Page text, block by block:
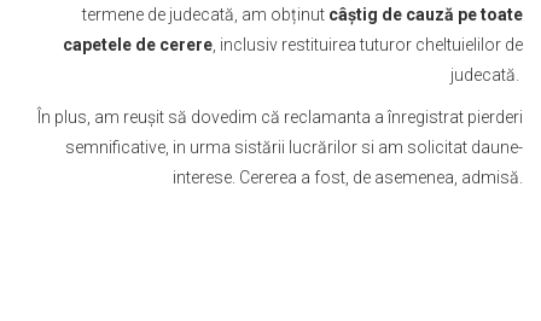
termene de judecată, am obținut câștig de cauză pe toate
capetele de cerere, inclusiv restituirea tuturor cheltuielilor de
judecată.
În plus, am reușit să dovedim că reclamanta a înregistrat pierderi
semnificative, in urma sistării lucrărilor si am solicitat daune-
interese. Cererea a fost, de asemenea, admisă.